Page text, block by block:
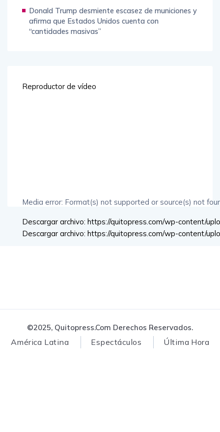
Donald Trump desmiente escasez de municiones y
afirma que Estados Unidos cuenta con
“cantidades masivas”
Reproductor de vídeo
Media error: Format(s) not supported or source(s) not
Descargar archivo: https://quitopress.com/wp-content/
Descargar archivo: https://quitopress.com/wp-content/
©2025, Quitopress.com Derechos Reservados.
América Latina Espectáculos Última Hora